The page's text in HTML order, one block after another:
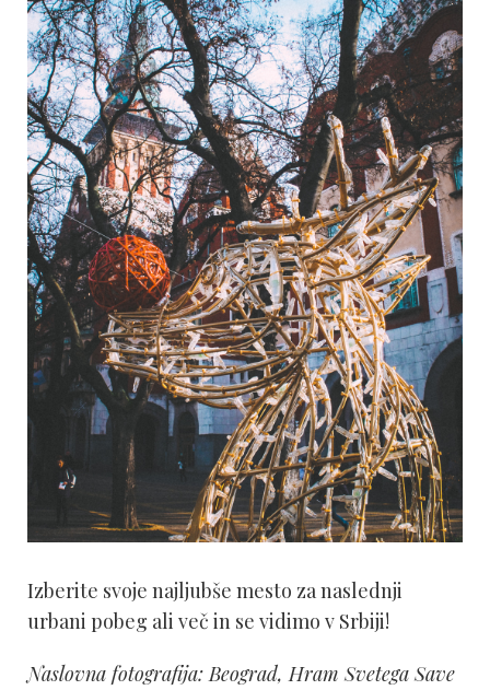
Izberite svoje najljubše mesto za naslednji
urbani pobeg ali več in se vidimo v Srbiji!
Naslovna fotografija: Beograd, Hram Svetega Save